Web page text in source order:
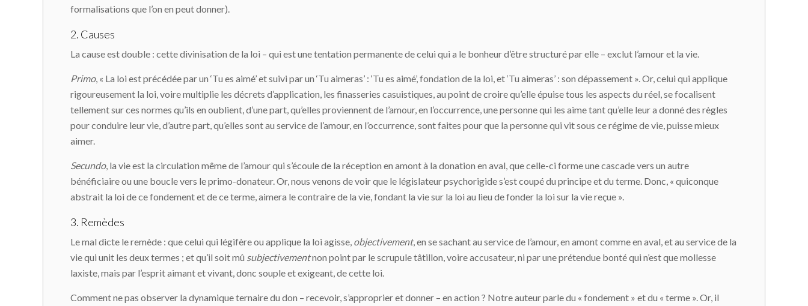
formalisations que l’on en peut donner).
2. Causes
La cause est double : cette divinisation de la loi – qui est une tentation permanente de celui qui a le bonheur d’être structuré par elle – exclut l’amour et la vie.
Primo, « La loi est précédée par un ‘Tu es aimé’ et suivi par un ‘Tu aimeras’ : ‘Tu es aimé’, fondation de la loi, et ‘Tu aimeras’ : son dépassement ». Or, celui qui applique
rigoureusement la loi, voire multiplie les décrets d’application, les finasseries casuistiques, au point de croire qu’elle épuise tous les aspects du réel, se focalisent
tellement sur ces normes qu’ils en oublient, d’une part, qu’elles proviennent de l’amour, en l’occurrence, une personne qui les aime tant qu’elle leur a donné des règles
pour conduire leur vie, d’autre part, qu’elles sont au service de l’amour, en l’occurrence, sont faites pour que la personne qui vit sous ce régime de vie, puisse mieux
aimer.
Secundo, la vie est la circulation même de l’amour qui s’écoule de la réception en amont à la donation en aval, que celle-ci forme une cascade vers un autre
bénéficiaire ou une boucle vers le primo-donateur. Or, nous venons de voir que le législateur psychorigide s’est coupé du principe et du terme. Donc, « quiconque
abstrait la loi de ce fondement et de ce terme, aimera le contraire de la vie, fondant la vie sur la loi au lieu de fonder la loi sur la vie reçue ».
3. Remèdes
Le mal dicte le remède : que celui qui légifère ou applique la loi agisse, objectivement, en se sachant au service de l’amour, en amont comme en aval, et au service de la
vie qui unit les deux termes ; et qu’il soit mû subjectivementnon point par le scrupule tâtillon, voire accusateur, ni par une prétendue bonté qui n’est que mollesse
laxiste, mais par l’esprit aimant et vivant, donc souple et exigeant, de cette loi.
Comment ne pas observer la dynamique ternaire du don – recevoir, s’approprier et donner – en action ? Notre auteur parle du « fondement » et du « terme ». Or, il